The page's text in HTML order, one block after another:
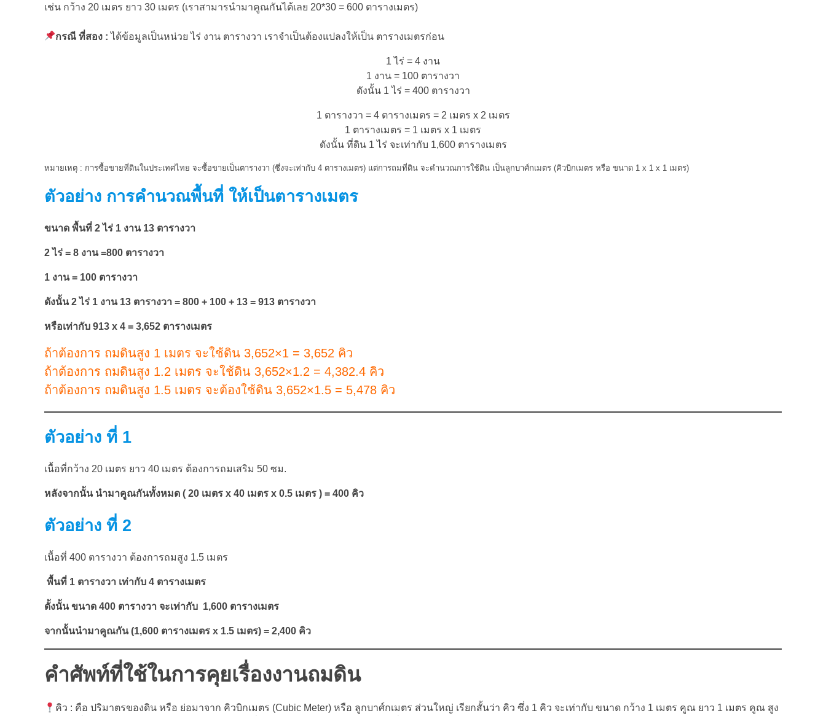
เช่น กว้าง 20 เมตร ยาว 30 เมตร (เราสามารนำมาคูณกันได้เลย 20*30 = 600 ตารางเมตร)
กรณี ที่สอง : ได้ข้อมูลเป็นหน่วย ไร่ งาน ตารางวา เราจำเป็นต้องแปลงให้เป็น ตารางเมตรก่อน
1 ไร่ = 4 งาน
1 งาน = 100 ตารางวา
ดังนั้น 1 ไร่ = 400 ตารางวา
1 ตารางวา = 4 ตารางเมตร = 2 เมตร x 2 เมตร
1 ตารางเมตร = 1 เมตร x 1 เมตร
ดังนั้น ที่ดิน 1 ไร่ จะเท่ากับ 1,600 ตารางเมตร
หมายเหตุ : การซื้อขายที่ดินในประเทศไทย จะซื้อขายเป็นตารางวา (ซึ่งจะเท่ากับ 4 ตารางเมตร) แต่การถมที่ดิน จะคำนวณการใช้ดิน เป็นลูกบาศ์กเมตร (คิวบิกเมตร หรือ ขนาด 1 x 1 x 1 เมตร)
ตัวอย่าง การคำนวณพื้นที่ ให้เป็นตารางเมตร
ขนาด พื้นที่ 2 ไร่ 1 งาน 13 ตารางวา
2 ไร่ = 8 งาน =800 ตารางวา
1 งาน = 100 ตารางวา
ดังนั้น 2 ไร่ 1 งาน 13 ตารางวา = 800 + 100 + 13 = 913 ตารางวา
หรือเท่ากับ 913 x 4 = 3,652 ตารางเมตร
ถ้าต้องการ ถมดินสูง 1 เมตร จะใช้ดิน 3,652×1 = 3,652 คิว
ถ้าต้องการ ถมดินสูง 1.2 เมตร จะใช้ดิน 3,652×1.2 = 4,382.4 คิว
ถ้าต้องการ ถมดินสูง 1.5 เมตร จะต้องใช้ดิน 3,652×1.5 = 5,478 คิว
ตัวอย่าง ที่ 1
เนื้อที่กว้าง 20 เมตร ยาว 40 เมตร ต้องการถมเสริม 50 ซม.
หลังจากนั้น นำมาคูณกันทั้งหมด ( 20 เมตร x 40 เมตร x 0.5 เมตร ) = 400 คิว
ตัวอย่าง ที่ 2
เนื้อที่ 400 ตารางวา ต้องการถมสูง 1.5 เมตร
พื้นที่ 1 ตารางวา เท่ากับ 4 ตารางเมตร
ดั้งนั้น ขนาด 400 ตารางวา จะเท่ากับ 1,600 ตารางเมตร
จากนั้นนำมาคูณกัน (1,600 ตารางเมตร x 1.5 เมตร) = 2,400 คิว
คำศัพท์ที่ใช้ในการคุยเรื่องงานถมดิน
คิว : คือ ปริมาตรของดิน หรือ ย่อมาจาก คิวบิกเมตร (Cubic Meter) หรือ ลูกบาศ์กเมตร ส่วนใหญ่ เรียกสั้นว่า คิว ซึ่ง 1 คิว จะเท่ากับ ขนาด กว้าง 1 เมตร คูณ ยาว 1 เมตร คูณ สูง